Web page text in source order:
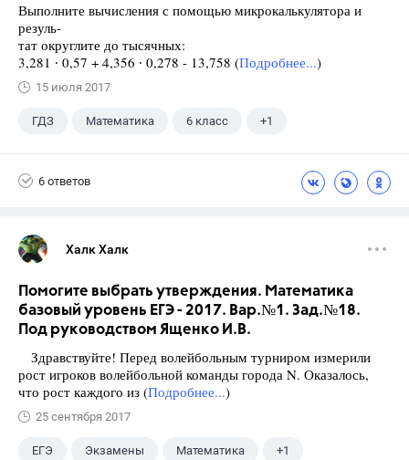
Выполните вычисления с помощью микрокалькулятора и
резуль-
тат округлите до тысячных:
3,281 ∙ 0,57 + 4,356 ∙ 0,278 - 13,758 (Подробнее...)
15 июля 2017
ГДЗ Математика 6 класс +1
6 ответов
Халк Халк
Помогите выбрать утверждения. Математика
базовый уровень ЕГЭ - 2017. Вар.№1. Зад.№18.
Под руководством Ященко И.В.
Здравствуйте! Перед волейбольным турниром измерили
рост игроков волейбольной команды города N. Оказалось,
что рост каждого из (Подробнее...)
25 сентября 2017
ЕГЭ Экзамены Математика +1